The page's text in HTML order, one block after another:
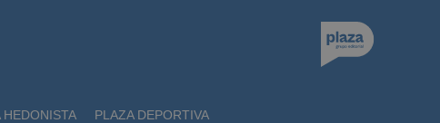
HEDONISTA PLAZA DEPORTIVA